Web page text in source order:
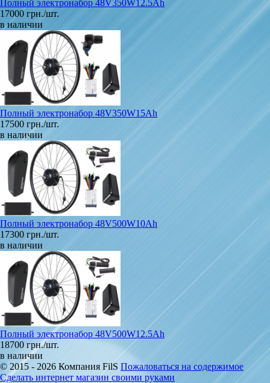
Полный электронабор 48V350W12.5Ah
17000 грн./шт.
в наличии
Полный электронабор 48V350W15Ah
17500 грн./шт.
в наличии
Полный электронабор 48V500W10Ah
17300 грн./шт.
в наличии
Полный электронабор 48V500W12.5Ah
18700 грн./шт.
в наличии
© 2015 - 2026 Компания FilS Пожаловаться на содержимое
Сделать интернет магазин своими руками